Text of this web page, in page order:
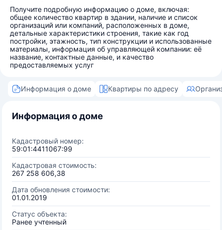
Получите подробную информацию о доме, включая:
общее количество квартир в здании, наличие и список
организаций или компаний, расположенных в доме,
детальные характеристики строения, такие как год
постройки, этажность, тип конструкции и использованные
материалы, информация об управляющей компании: её
название, контактные данные, и качество
предоставляемых услуг
Информация о доме Квартиры по адресу
Информация о доме
Кадастровый номер:
59:01:4411067:99
Кадастровая стоимость:
267 258 606,38
Дата обновления стоимости:
01.01.2019
Статус объекта:
Ранее учтенный